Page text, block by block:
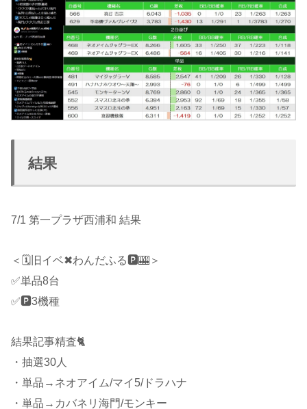
結果
7/1 第一プラザ西浦和 結果
＜🗓旧イベ✖わんだふる🅿️🎰＞
✅単品8台
✅🅿️3機種
結果記事精査🐈
・抽選30人
・単品→ネオアイム/マイ5/ドラハナ
・単品→カバネリ海門/モンキー